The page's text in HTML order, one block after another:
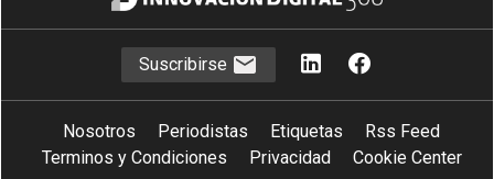
Suscribirse
Nosotros Periodistas Etiquetas
Rss Feed
Terminos y Condiciones
Privacidad Cookie Center